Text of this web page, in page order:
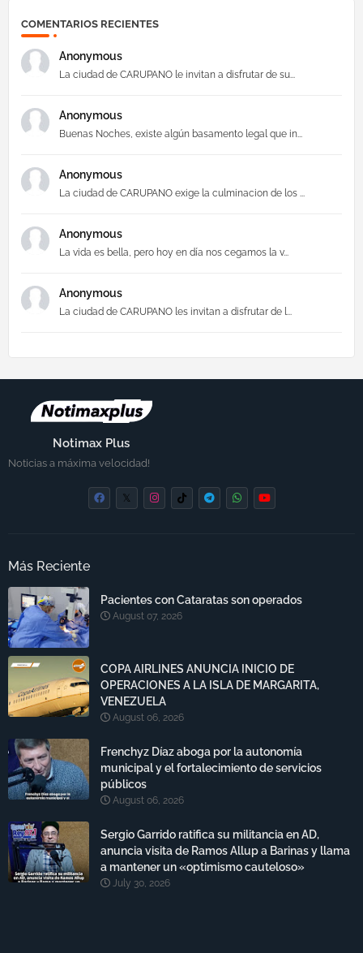
COMENTARIOS RECIENTES
Anonymous
La ciudad de CARUPANO le invitan a disfrutar de su...
Anonymous
Buenas Noches, existe algún basamento legal que in...
Anonymous
La ciudad de CARUPANO exige la culminacion de los ...
Anonymous
La vida es bella, pero hoy en día nos cegamos la v...
Anonymous
La ciudad de CARUPANO les invitan a disfrutar de l...
Notimax Plus
Noticias a máxima velocidad!
Más Reciente
Pacientes con Cataratas son operados
August 07, 2026
COPA AIRLINES ANUNCIA INICIO DE
OPERACIONES A LA ISLA DE MARGARITA,
VENEZUELA
August 06, 2026
Frenchyz Díaz aboga por la autonomía
municipal y el fortalecimiento de servicios
públicos
August 06, 2026
Sergio Garrido ratifica su militancia en AD,
anuncia visita de Ramos Allup a Barinas y llama
a mantener un «optimismo cauteloso»
July 30, 2026